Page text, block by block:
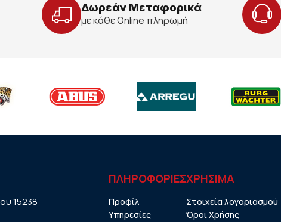
Δωρεάν Μεταφορικά
με κάθε Online πληρωμή
15238
ΠΛΗΡΟΦΟΡΙΕΣ
Προφίλ
Υπηρεσίες
ΧΡHΣΙΜΑ
Στοιχεία λογαριασμού
Όροι Χρήσης